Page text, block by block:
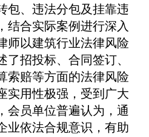
包、违法分包及挂靠违
结合实际案例进行深入
师以建筑行业法律风险
了招投标、合同签订、
索赔等方面的法律风险
实用性极强，受到广大
会员单位普遍认为，通
业依法合规意识，有助